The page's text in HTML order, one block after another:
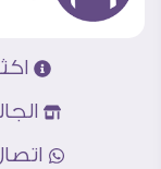
اكثر من
اتصال /